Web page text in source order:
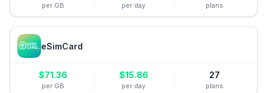
per GB per day plans
eSimCard
$71.36
per GB
$15.86
per day
27
plans